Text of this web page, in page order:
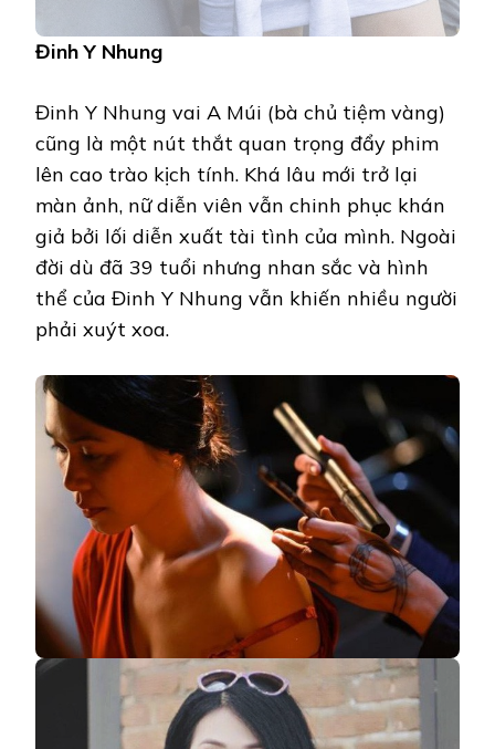
Đinh Y Nhung
Đinh Y Nhung vai A Múi (bà chủ tiệm vàng)
cũng là một nút thắt quan trọng đẩy phim
lên cao trào kịch tính. Khá lâu mới trở lại
màn ảnh, nữ diễn viên vẫn chinh phục khán
giả bởi lối diễn xuất tài tình của mình. Ngoài
đời dù đã 39 tuổi nhưng nhan sắc và hình
thể của Đinh Y Nhung vẫn khiến nhiều người
phải xuýt xoa.